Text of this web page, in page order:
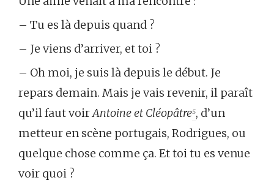
– Tu es là depuis quand ?
– Je viens d’arriver, et toi ?
– Oh moi, je suis là depuis le début. Je
repars demain. Mais je vais revenir, il paraît
qu’il faut voirAntoine et Cléopâtre⁵, d’un
metteur en scène portugais, Rodrigues, ou
quelque chose comme ça. Et toi tu es venue
voir quoi ?